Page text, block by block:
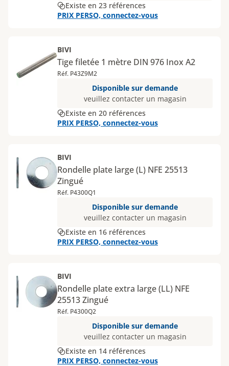
Existe en 23 références
PRIX PERSO, connectez-vous
BIVI
Tige filetée 1 mètre DIN 976 Inox A2
Réf. P43Z9M2
Disponible sur demande
veuillez contacter un magasin
Existe en 20 références
PRIX PERSO, connectez-vous
BIVI
Rondelle plate large (L) NFE 25513
Zingué
Réf. P4300Q1
Disponible sur demande
veuillez contacter un magasin
Existe en 16 références
PRIX PERSO, connectez-vous
BIVI
Rondelle plate extra large (LL) NFE
25513 Zingué
Réf. P4300Q2
Disponible sur demande
veuillez contacter un magasin
Existe en 14 références
PRIX PERSO, connectez-vous